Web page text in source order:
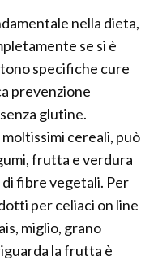
nella dieta,
se si è
specifiche cure
prevenzione
glutine.
cereali, può
frutta e verdura
fibre vegetali. Per
per celiaci on line
miglio, grano
la frutta è